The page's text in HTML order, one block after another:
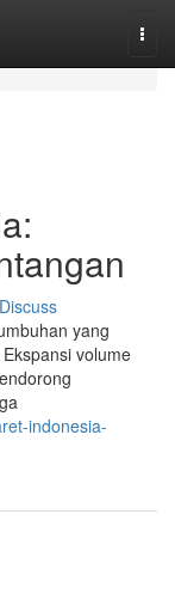
Discuss
yang
volume
indonesia-